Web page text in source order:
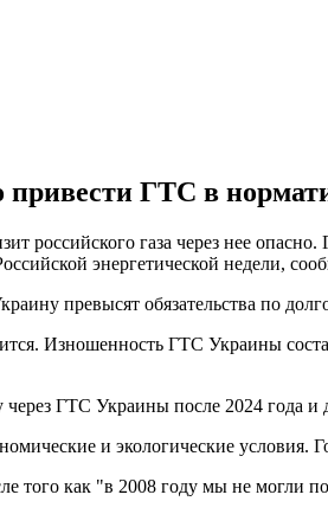
ГТС в
российского газа через нее
энергетической недели,
превысят обязательства по
Изношенность ГТС Украины
через ГТС Украины после 2024 года
и экологические
как "в 2008 году мы не могли